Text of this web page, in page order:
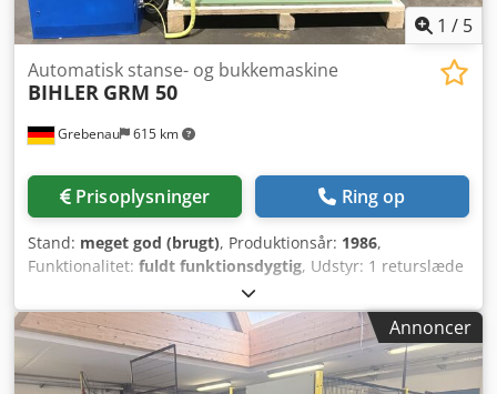
1 / 5
Grebenau 615 km
Automatisk stanse- og bukkemaskine
BIHLER GRM 50
Prisoplysninger Ring op
Stand: meget god (brugt), Produktionsår: 1986,
Funktionalitet: fuldt funktionsdygtig, Udstyr: 1 returslæde
højre 1 topunkts excenterpresse 250 kN 4
standardslædeaggregater 1 smalslædeaggregat 1
styreaksel Arbejdsområde: Trådtykkelse: 0,5 - 5,0 mm
Båndbredde: maks. 40 mm Indføringslængde: maks. 320
mm Ydeevne: maks. 135 stk./min Dcjdpfotzlzajx Ab Usk
Annoncer